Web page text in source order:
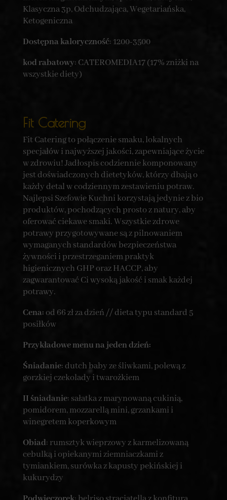
Klasyczna 3p, Odchudzająca, Wegetariańska,
Ketogeniczna
Dostępna kaloryczność: 1200-3500
kod rabatowy: CATEROMEDIA17 (17% zniżki na
wszystkie diety)
Fit Catering
Fit Catering to połączenie smaku, lokalnych
specjałów i najwyższej jakości, zapewniające życie
w zdrowiu! Jadłospis codziennie komponowany
jest doświadczonych dietetyków, którzy dbają o
każdy detal w codziennym zestawieniu potraw.
Najlepsi Szefowie Kuchni korzystają jedynie z bio
produktów, pochodzących prosto z natury, aby
oferować ciekawe smaki. Wszystkie zdrowe
potrawy przygotowywane są z pilnowaniem
wymaganych standardów bezpieczeństwa
żywności i przestrzeganiem praktyk
higienicznych GHP oraz HACCP, aby
zagwarantować Ci wysoką jakość i smak każdej
potrawy.
Cena: od 66 zł za dzień // dieta typu standard 5
posiłków
Przykładowe menu na jeden dzień:
Śniadanie: dutch baby ze śliwkami, polewą z
gorzkiej czekolady i twarożkiem
II śniadanie: sałatka z marynowaną cukinią,
pomidorem, mozzarellą mini, grzankami i
winegretem koperkowym
Obiad: rumsztyk wieprzowy z karmelizowaną
cebulką i opiekanymi ziemniaczkami z
tymiankiem, surówka z kapusty pekińskiej i
kukurydzy